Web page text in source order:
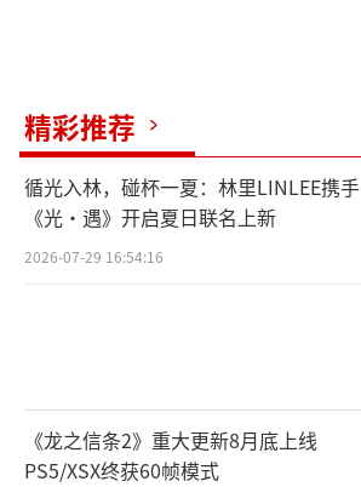
精彩推荐
循光入林，碰杯一夏：林里LINLEE携手
《光·遇》开启夏日联名上新
2026-07-29 16:54:16
《龙之信条2》重大更新8月底上线
PS5/XSX终获60帧模式